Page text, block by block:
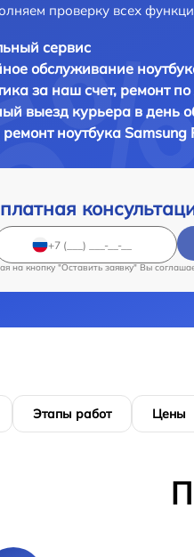
проверку всех
сервис
обслуживание
за наш счет, ремонт
выезд курьера в день
ноутбука
на кнопку "Оставить заявку" Вы
Этапы работ Цены